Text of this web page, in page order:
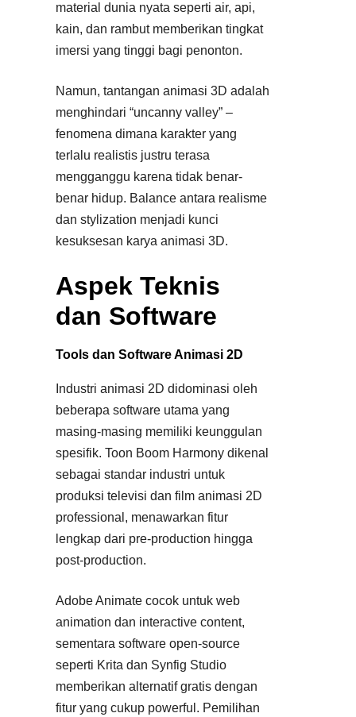
material dunia nyata seperti air, api,
kain, dan rambut memberikan tingkat
imersi yang tinggi bagi penonton.
Namun, tantangan animasi 3D adalah
menghindari “uncanny valley” –
fenomena dimana karakter yang
terlalu realistis justru terasa
mengganggu karena tidak benar-
benar hidup. Balance antara realisme
dan stylization menjadi kunci
kesuksesan karya animasi 3D.
Aspek Teknis
dan Software
Tools dan Software Animasi 2D
Industri animasi 2D didominasi oleh
beberapa software utama yang
masing-masing memiliki keunggulan
spesifik. Toon Boom Harmony dikenal
sebagai standar industri untuk
produksi televisi dan film animasi 2D
professional, menawarkan fitur
lengkap dari pre-production hingga
post-production.
Adobe Animate cocok untuk web
animation dan interactive content,
sementara software open-source
seperti Krita dan Synfig Studio
memberikan alternatif gratis dengan
fitur yang cukup powerful. Pemilihan